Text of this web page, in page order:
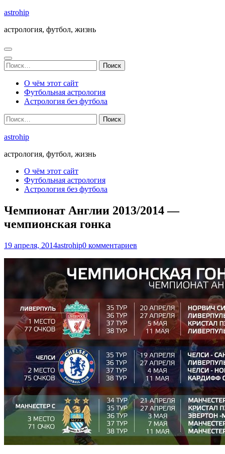
Перейти
содержимому
Enter)
astrohip
астрология, футбол, жизнь
Найти:
О чём этот сайт
Футбольная астрология
Астрология без футбола
Найти:
astrohip
астрология, футбол, жизнь
О чём этот сайт
Футбольная астрология
Астрология без футбола
Чемпионат Англии 2013/2014 —
чемпионская гонка
19 апреля, 2014astrohip0 комментариев